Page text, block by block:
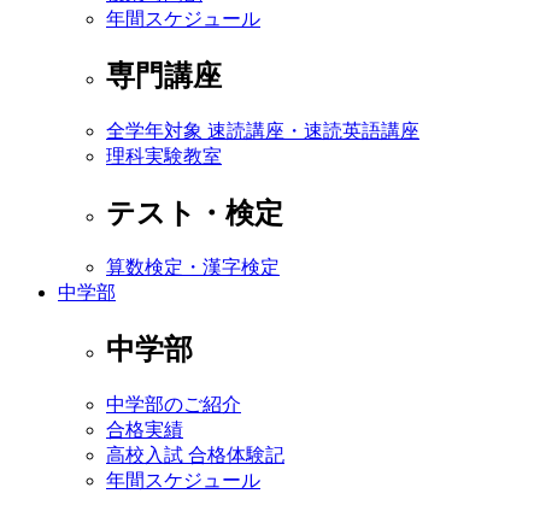
年間スケジュール
専門講座
全学年対象 速読講座・速読英語講座
理科実験教室
テスト・検定
算数検定・漢字検定
中学部
中学部
中学部のご紹介
合格実績
高校入試 合格体験記
年間スケジュール